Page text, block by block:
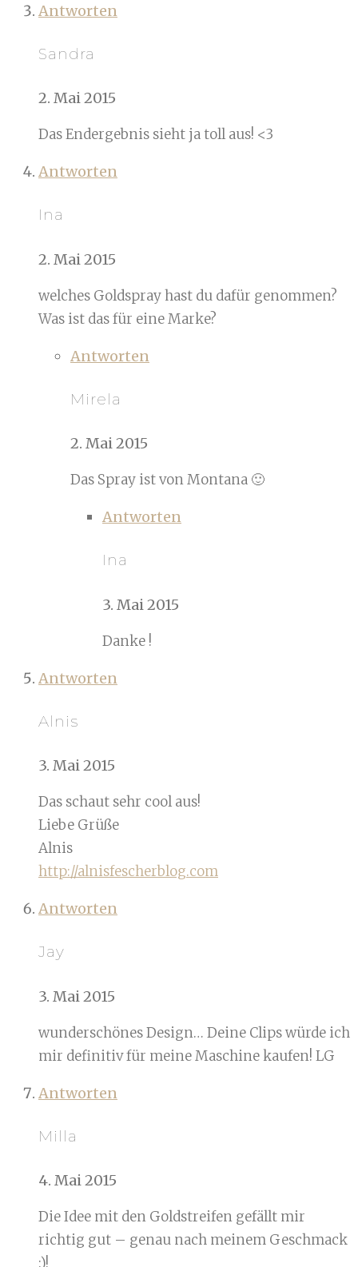
Antworten
Sandra
2. Mai 2015
Das Endergebnis sieht ja toll aus! <3
Antworten
Ina
2. Mai 2015
welches Goldspray hast du dafür genommen?
Was ist das für eine Marke?
Antworten
Mirela
2. Mai 2015
Das Spray ist von Montana 🙂
Antworten
Ina
3. Mai 2015
Danke !
Antworten
Alnis
3. Mai 2015
Das schaut sehr cool aus!
Liebe Grüße
Alnis
http://alnisfescherblog.com
Antworten
Jay
3. Mai 2015
wunderschönes Design… Deine Clips würde ich
mir definitiv für meine Maschine kaufen! LG
Antworten
Milla
4. Mai 2015
Die Idee mit den Goldstreifen gefällt mir
richtig gut – genau nach meinem Geschmack
:)!